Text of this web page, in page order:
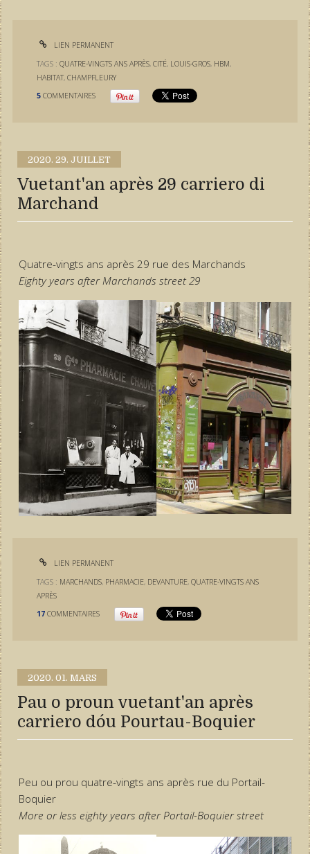
LIEN PERMANENT
TAGS :QUATRE-VINGTS ANS APRÈS,CITÉ, LOUIS-GROS, HBM,
HABITAT,CHAMPFLEURY
5 COMMENTAIRES
2020. 29. JUILLET
Vuetant'an après 29 carriero di
Marchand
Quatre-vingts ans après 29 rue des Marchands
Eighty years after Marchands street 29
LIEN PERMANENT
TAGS : MARCHANDS, PHARMACIE, DEVANTURE,QUATRE-VINGTS ANS
APRÈS
17 COMMENTAIRES
2020. 01. MARS
Pau o proun vuetant'an après
carriero dóu Pourtau-Boquier
Peu ou prou quatre-vingts ans après rue du Portail-
Boquier
More or less eighty years after Portail-Boquier street